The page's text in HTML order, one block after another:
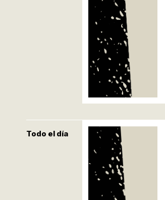
Todo el día